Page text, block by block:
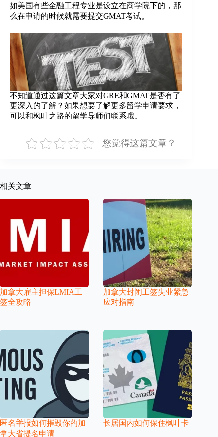
如美国有些金融工程专业是设立在商学院下的，那
么在申请的时候就需要提交GMAT考试。
不知道通过这篇文章大家对GRE和GMAT是否有了
更深入的了解？如果想要了解更多留学申请要求，
可以和枫叶之路的留学导师们联系哦。
您觉得这篇文章？
相关文章
加拿大雇主担保LMIA工
签全攻略
加拿大封闭工签失业紧急
应对指南
匿名举报如何摧毁你的加
拿大省提名申请
长居国内如何保住枫叶卡